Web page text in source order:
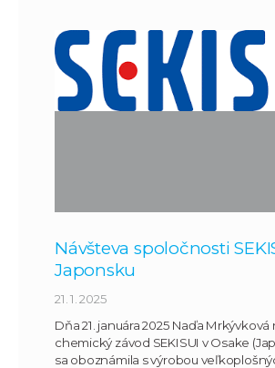
Návšteva spoločnosti
Japonsku
21. 1. 2025
Dňa 21. januára 2025 Naďa Mrkývková
chemický závod SEKISUI v Osake
sa oboznámila s výrobou